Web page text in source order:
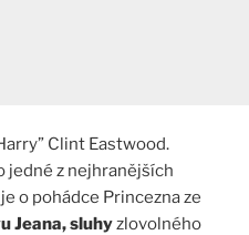
Clint Eastwood.
jedné z nejhranějších
o pohádce Princezna ze
Jeana, sluhyzlovolného